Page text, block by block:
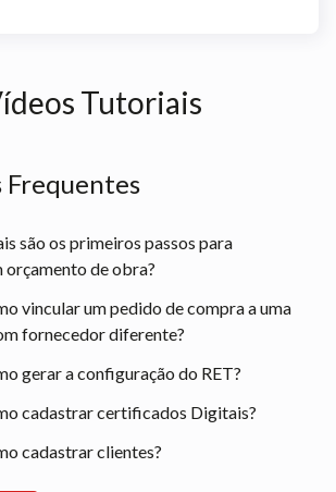
Tutoriais
Frequentes
são os primeiros passos para
orçamento de obra?
vincular um pedido de compra a uma
fornecedor diferente?
gerar a configuração do RET?
cadastrar certificados Digitais?
cadastrar clientes?